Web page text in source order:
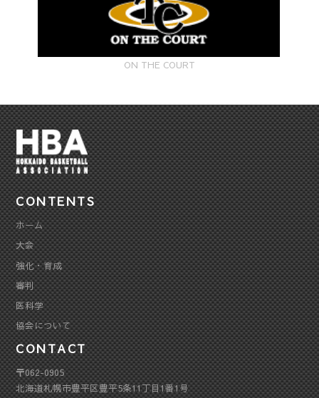
ON THE COURT
CONTENTS
ホーム
大会
強化・育成
審判
医科学
協会について
CONTACT
〒062-0905
北海道札幌市豊平区豊平5条11丁目1番1号